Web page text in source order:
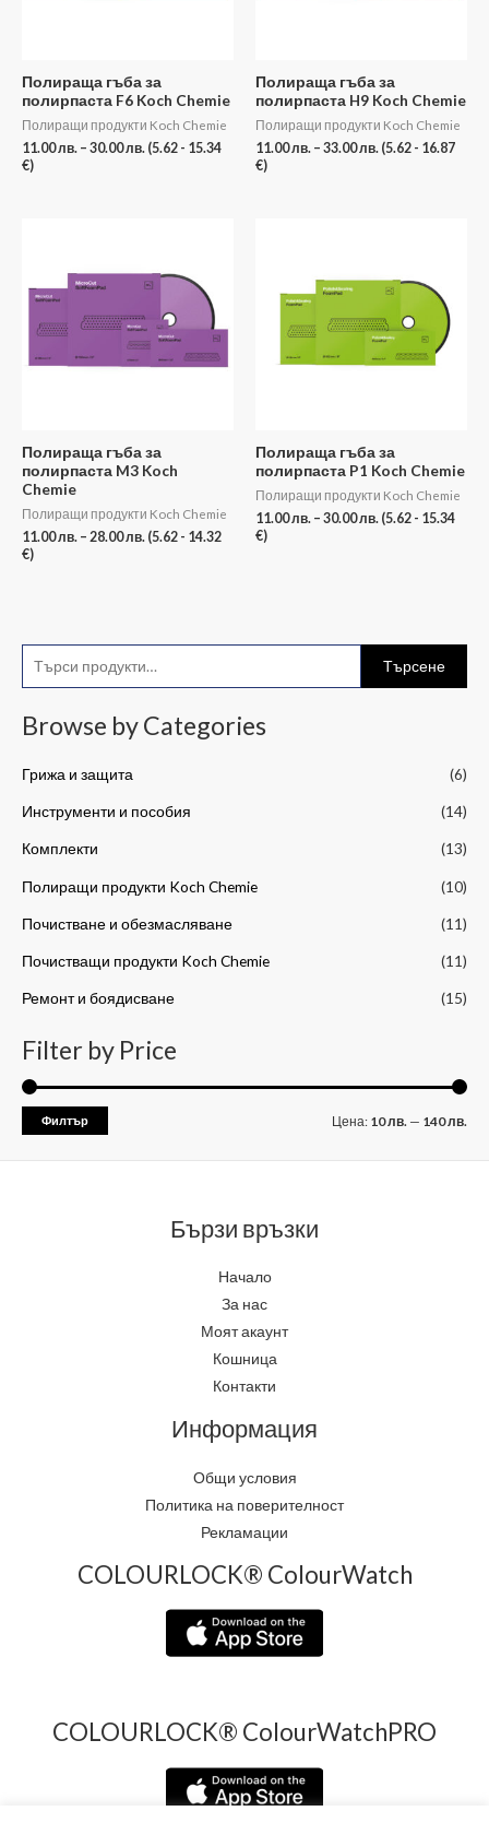
ъ
р
е
н
а
:
Търсене
Browse by Categories
Грижа и защита (6)
Инструменти и пособия (14)
Комплекти (13)
Полиращи продукти Koch Chemie (10)
Почистване и обезмасляване (11)
Почистващи продукти Koch Chemie (11)
Ремонт и боядисване (15)
Filter by Price
иа
Филтър Цена: 10 лв. — 140 лв.
Полираща гъба за
полирпаста F6 Koch Chemie
Полиращи продукти Koch Chemie
11.00лв. – 30.00лв. (5.62 - 15.34
€)
Полираща гъба за
полирпаста H9 Koch Chemie
Полиращи продукти Koch Chemie
11.00лв. – 33.00лв. (5.62 - 16.87
€)
Полираща гъба за
полирпаста M3 Koch
Chemie
Полиращи продукти Koch Chemie
11.00лв. – 28.00лв.
through
(5.62 - 14.32
€)
Полираща гъба за
полирпаста P1 Koch Chemie
Полиращи продукти Koch Chemie
11.00лв. – 30.00лв.
through
30.00 лв.
(5.62 - 15.34
€)
Бързи връзки
Начало
За нас
Моят акаунт
Кошница
Контакти
Информация
Общи условия
Политика на поверителност
Рекламации
COLOURLOCK® ColourWatch
COLOURLOCK® ColourWatchPRO